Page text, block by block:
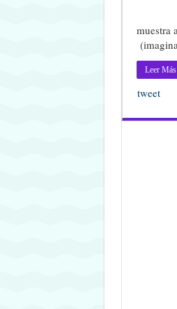
muestra
Leer
tweet